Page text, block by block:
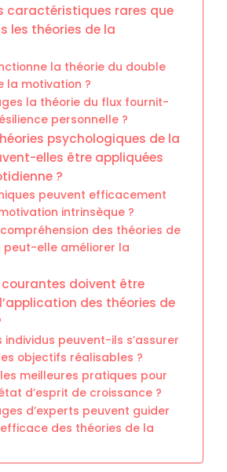
caractéristiques rares que
les théories de la
la théorie du double
la motivation ?
la théorie du flux fournit-
personnelle ?
psychologiques de la
elles être appliquées
?
peuvent efficacement
intrinsèque ?
des théories de
peut-elle améliorer la
courantes doivent être
des théories de
individus peuvent-ils s’assurer
objectifs réalisables ?
meilleures pratiques pour
d’esprit de croissance ?
d’experts peuvent guider
des théories de la